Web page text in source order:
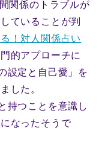
関係のトラブルが
ていることが判
！対人関係占い
的アプローチに
設定と自己愛」を
した。
持つことを意識し
なったそうで